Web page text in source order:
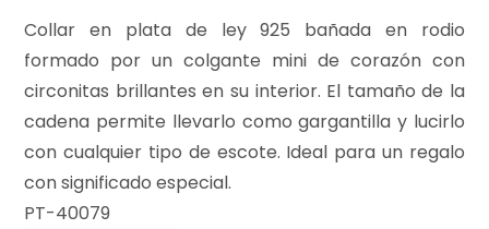
Collar en plata de ley 925 bañada en rodio
formado por un colgante mini de corazón con
circonitas brillantes en su interior. El tamaño de la
cadena permite llevarlo como gargantilla y lucirlo
con cualquier tipo de escote. Ideal para un regalo
con significado especial.
PT-40079